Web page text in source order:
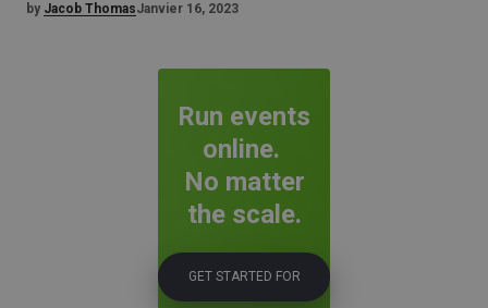
by Jacob ThomasJanvier 16, 2023
Run events
online.
No matter
the scale.
GET STARTED FOR